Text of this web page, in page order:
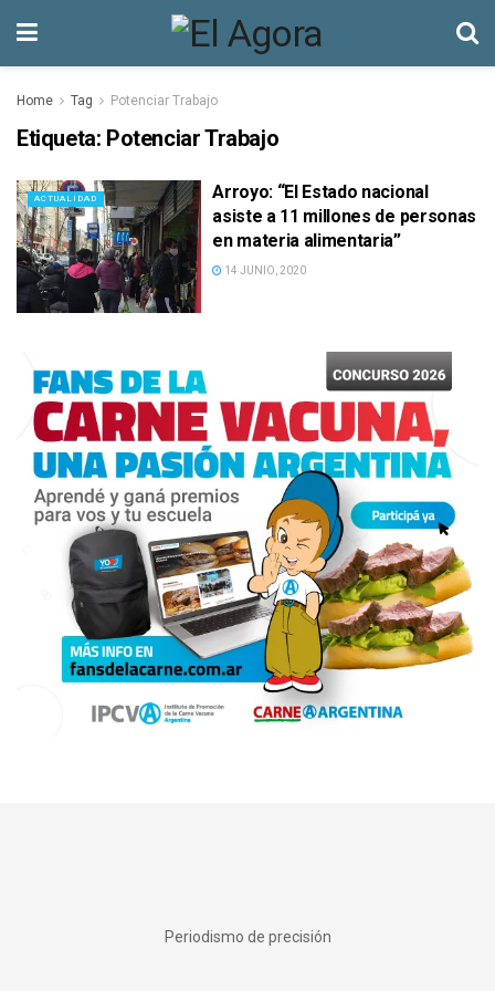
Home Tag Potenciar Trabajo
Etiqueta: Potenciar Trabajo
ACTUALIDAD
Arroyo: “El Estado nacional
asiste a 11 millones de personas
en materia alimentaria”
14 JUNIO, 2020
Periodismo de precisión